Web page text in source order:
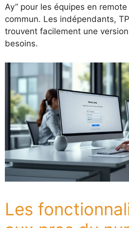
Ay” pour les équipes en
commun. Les indépendants,
trouvent facilement une
besoins.
Les